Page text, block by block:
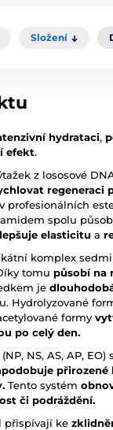
Složení
hydrataci,
efekt.
z lososové
regeneraci
profesionálních
spolu
elasticitu a
komplex
tomu působí na
je
Hydrolyzované
formy
po celý den.
NS, AS, AP,
Tento systém
či podráždění.
přispívají ke